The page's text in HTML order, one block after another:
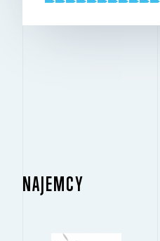
NAJEMCY